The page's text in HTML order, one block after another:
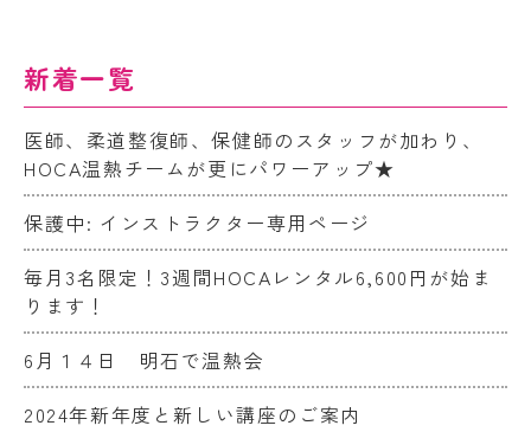
新着一覧
医師、柔道整復師、保健師のスタッフが加わり、
HOCA温熱チームが更にパワーアップ★
保護中: インストラクター専用ページ
毎月3名限定！3週間HOCAレンタル6,600円が始ま
ります！
6月１４日 明石で温熱会
2024年新年度と新しい講座のご案内